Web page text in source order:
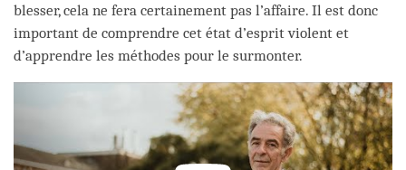
blesser, cela ne fera certainement pas l’affaire. Il est donc
important de comprendre cet état d’esprit violent et
d’apprendre les méthodes pour le surmonter.